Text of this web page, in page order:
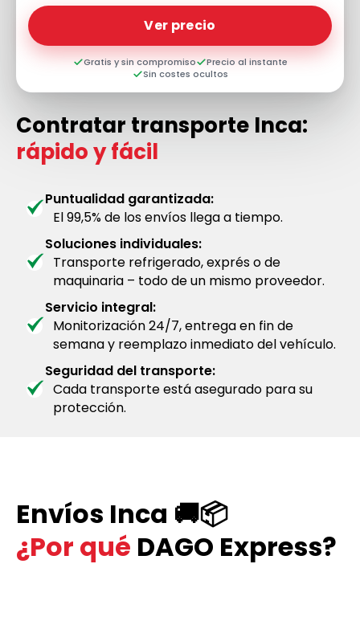
Ver precio
Gratis y sin compromiso
Precio al instante
Sin costes ocultos
Contratar transporte Inca:
rápido y fácil
Puntualidad garantizada:
El 99,5% de los envíos llega a tiempo.
Soluciones individuales:
Transporte refrigerado, exprés o de
maquinaria – todo de un mismo proveedor.
Servicio integral:
Monitorización 24/7, entrega en fin de
semana y reemplazo inmediato del vehículo.
Seguridad del transporte:
Cada transporte está asegurado para su
protección.
Envíos Inca 🚚📦
¿Por qué DAGO Express?